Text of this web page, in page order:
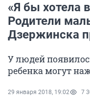
«Я бы хотела
Родители
Дзержинска
У людей
ребенка могут
29 января 2018, 19:02 7